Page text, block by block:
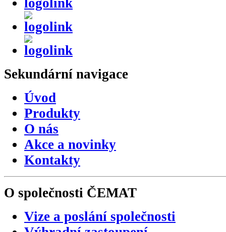
Sekundární navigace
Úvod
Produkty
O nás
Akce a novinky
Kontakty
O společnosti ČEMAT
Vize a poslání společnosti